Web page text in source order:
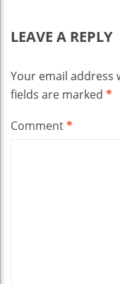
LEAVE A REPLY
Your email address
fields are marked *
Comment*